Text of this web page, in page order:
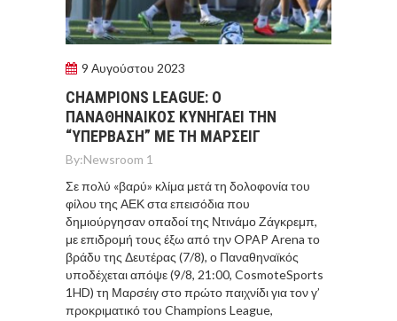
9 Αυγούστου 2023
CHAMPIONS LEAGUE: Ο
ΠΑΝΑΘΗΝΑΙΚΟΣ ΚΥΝΗΓΑΕΙ ΤΗΝ
“ΥΠΕΡΒΑΣΗ” ΜΕ ΤΗ ΜΑΡΣΕΙΓ
By:Newsroom 1
Σε πολύ «βαρύ» κλίμα μετά τη δολοφονία του
φίλου της ΑΕΚ στα επεισόδια που
δημιούργησαν οπαδοί της Ντινάμο Ζάγκρεμπ,
με επιδρομή τους έξω από την OPAP Arena το
βράδυ της Δευτέρας (7/8), ο Παναθηναϊκός
υποδέχεται απόψε (9/8, 21:00, CosmoteSports
1HD) τη Μαρσέιγ στο πρώτο παιχνίδι για τον γ’
προκριματικό του Champions League,